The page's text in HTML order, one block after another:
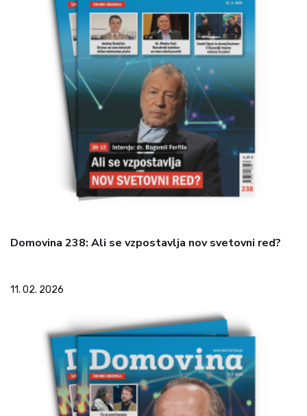
Domovina 238: Ali se vzpostavlja nov svetovni red?
11. 02. 2026